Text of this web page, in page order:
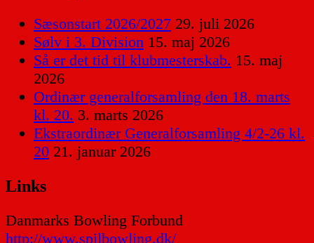
Sæsonstart 2026/2027 29. juli 2026
Sølv i 3. Division 15. maj 2026
Så er det tid til klubmesterskab. 15. maj
2026
Ordinær generalforsamling den 18. marts
kl. 20. 3. marts 2026
Ekstraordinær Generalforsamling 4/2-26 kl.
20 21. januar 2026
Links
Danmarks Bowling Forbund
http://www.spilbowling.dk/